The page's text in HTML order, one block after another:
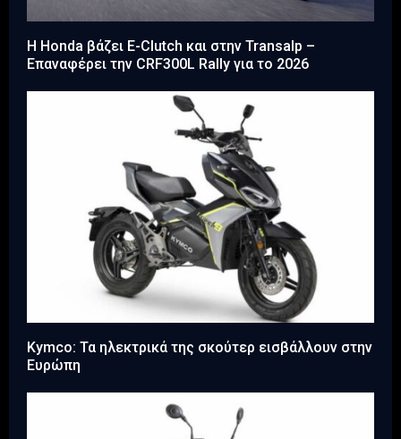
Η Honda βάζει E-Clutch και στην Transalp –
Επαναφέρει την CRF300L Rally για το 2026
Kymco: Τα ηλεκτρικά της σκούτερ εισβάλλουν στην
Ευρώπη